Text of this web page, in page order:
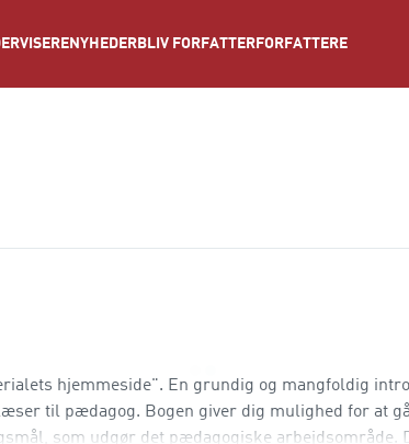
NYHEDER BLIV FORFATTER FORFATTERE
hjemmeside". En grundig og mangfoldig
til pædagog. Bogen giver dig mulighed for at
som udgør det pædagogiske arbejdsområde.